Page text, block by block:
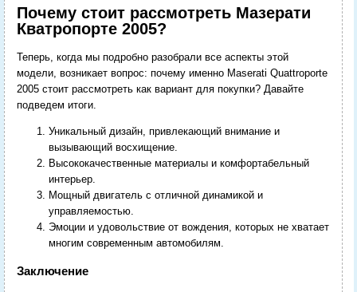
Почему стоит рассмотреть Мазерати
Кватропорте 2005?
Теперь, когда мы подробно разобрали все аспекты этой
модели, возникает вопрос: почему именно Maserati Quattroporte
2005 стоит рассмотреть как вариант для покупки? Давайте
подведем итоги.
Уникальный дизайн, привлекающий внимание и
вызывающий восхищение.
Высококачественные материалы и комфортабельный
интерьер.
Мощный двигатель с отличной динамикой и
управляемостью.
Эмоции и удовольствие от вождения, которых не хватает
многим современным автомобилям.
Заключение